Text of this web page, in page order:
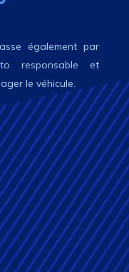
également par
responsable et
le véhicule.